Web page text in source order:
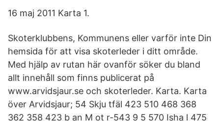
16 maj 2011 Karta 1.
Skoterklubbens, Kommunens eller varför inte Din
hemsida för att visa skoterleder i ditt område.
Med hjälp av rutan här ovanför söker du bland
allt innehåll som finns publicerat på
www.arvidsjaur.se och skoterleder. Karta. Karta
över Arvidsjaur; 54 Skju tfäl 423 510 468 368
362 358 423 b an M ot r-543 9 5 570 Isha l 475